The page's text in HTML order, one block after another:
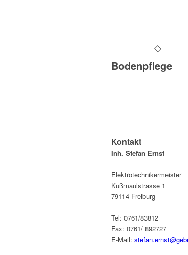
Bodenpflege
Kontakt
Inh. Stefan Ernst
Elektrotechnikermeister
Kußmaulstrasse 1
79114 Freiburg
Tel: 0761/83812
Fax: 0761/ 892727
E-Mail: